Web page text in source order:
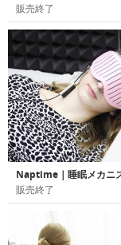
販売終了
販売終了